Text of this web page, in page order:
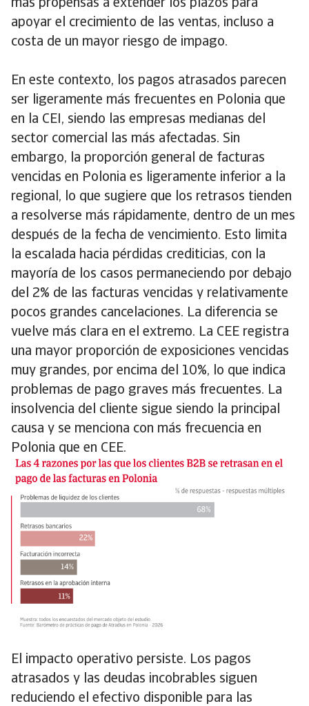
más propensas a extender los plazos para
apoyar el crecimiento de las ventas, incluso a
costa de un mayor riesgo de impago.
En este contexto, los pagos atrasados parecen
ser ligeramente más frecuentes en Polonia que
en la CEI, siendo las empresas medianas del
sector comercial las más afectadas. Sin
embargo, la proporción general de facturas
vencidas en Polonia es ligeramente inferior a la
regional, lo que sugiere que los retrasos tienden
a resolverse más rápidamente, dentro de un mes
después de la fecha de vencimiento. Esto limita
la escalada hacia pérdidas crediticias, con la
mayoría de los casos permaneciendo por debajo
del 2% de las facturas vencidas y relativamente
pocos grandes cancelaciones. La diferencia se
vuelve más clara en el extremo. La CEE registra
una mayor proporción de exposiciones vencidas
muy grandes, por encima del 10%, lo que indica
problemas de pago graves más frecuentes. La
insolvencia del cliente sigue siendo la principal
causa y se menciona con más frecuencia en
Polonia que en CEE.
El impacto operativo persiste. Los pagos
atrasados y las deudas incobrables siguen
reduciendo el efectivo disponible para las